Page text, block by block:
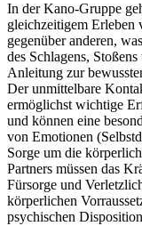
In der Kano-Gruppe
gleichzeitigem Erleben
gegenüber anderen,
des Schlagens,
Anleitung zur
Der unmittelbare
ermöglichst wichtige
und können eine
von Emotionen
Sorge um die
Partners müssen das
Fürsorge und
körperlichen
psychischen